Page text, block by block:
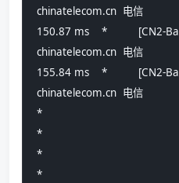
chinatelecom.cn  电信
150.87 ms    *          [CN2-
chinatelecom.cn  电信
155.84 ms    *          [CN2-
chinatelecom.cn  电信
*
*
*
*